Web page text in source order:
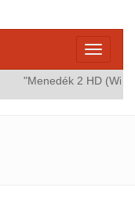
Toggle
"Menedék 2 HD